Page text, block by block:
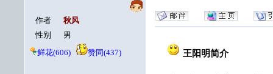
作者
秋风
性别
男
鲜花(606)
赞同(437) 王阳明简介